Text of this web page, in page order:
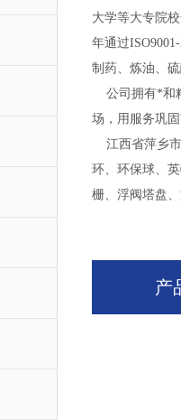
大学等大专院
年通过
制药、炼油、
公司拥有*和
场，用服务巩
江西省萍乡市
环、环保球、
栅、浮阀塔盘
产